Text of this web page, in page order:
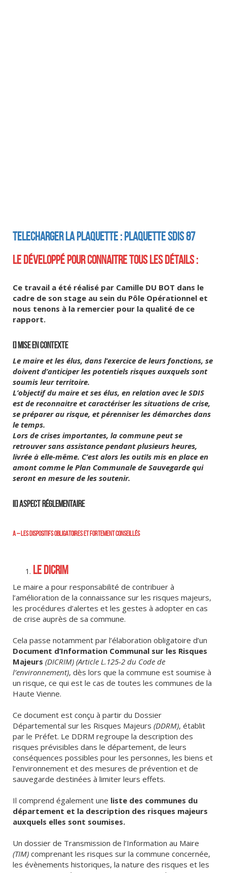
TELECHARGER LA PLAQUETTE : PLAQUETTE SDIS 87
LE DÉVELOPPÉ POUR CONNAITRE TOUS LES DÉTAILS :
Ce travail a été réalisé par Camille DU BOT dans le
cadre de son stage au sein du Pôle Opérationnel et
nous tenons à la remercier pour la qualité de ce
rapport.
I] MISE EN CONTEXTE
Le maire et les élus, dans l’exercice de leurs fonctions, se
doivent d’anticiper les potentiels risques auxquels sont
soumis leur territoire.
L’objectif du maire et ses élus, en relation avec le SDIS
est de reconnaitre et caractériser les situations de crise,
se préparer au risque, et pérenniser les démarches dans
le temps.
Lors de crises importantes, la commune peut se
retrouver sans assistance pendant plusieurs heures,
livrée à elle-même. C’est alors les outils mis en place en
amont comme le Plan Communale de Sauvegarde qui
seront en mesure de les soutenir.
II] ASPECT RÉGLEMENTAIRE
A – LES DISPOSITIFS OBLIGATOIRES ET FORTEMENT CONSEILLÉS
LE DICRIM
Le maire a pour responsabilité de contribuer à
l’amélioration de la connaissance sur les risques majeurs,
les procédures d’alertes et les gestes à adopter en cas
de crise auprès de sa commune.
Cela passe notamment par l’élaboration obligatoire d’un
Document d’Information Communal sur les Risques
Majeurs (DICRIM) (Article L.125-2 du Code de
l’environnement), dès lors que la commune est soumise à
un risque, ce qui est le cas de toutes les communes de la
Haute Vienne.
Ce document est conçu à partir du Dossier
Départemental sur les Risques Majeurs (DDRM), établit
par le Préfet. Le DDRM regroupe la description des
risques prévisibles dans le département, de leurs
conséquences possibles pour les personnes, les biens et
l’environnement et des mesures de prévention et de
sauvegarde destinées à limiter leurs effets.
Il comprend également une liste des communes du
département et la description des risques majeurs
auxquels elles sont soumises.
Un dossier de Transmission de l’Information au Maire
(TIM) comprenant les risques sur la commune concernée,
les évènements historiques, la nature des risques et les